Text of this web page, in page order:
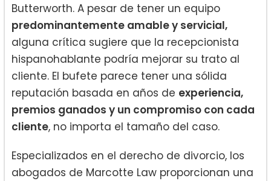
Butterworth. A pesar de tener un equipo
predominantemente amable y servicial,
alguna crítica sugiere que la recepcionista
hispanohablante podría mejorar su trato al
cliente. El bufete parece tener una sólida
reputación basada en años de experiencia,
premios ganados y un compromiso con cada
cliente, no importa el tamaño del caso.
Especializados en el derecho de divorcio, los
abogados de Marcotte Law proporcionan una